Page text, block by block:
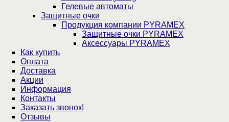
Гелевые автоматы
Защитные очки
Продукция компании PYRAMEX
Защитные очки PYRAMEX
Аксессуары PYRAMEX
Как купить
Оплата
Доставка
Акции
Информация
Контакты
Заказать звонок!
Отзывы